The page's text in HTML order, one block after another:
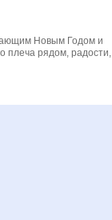
Новым Годом и
плеча рядом, радости,